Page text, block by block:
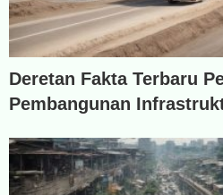
Deretan Fakta Terbaru
Pembangunan